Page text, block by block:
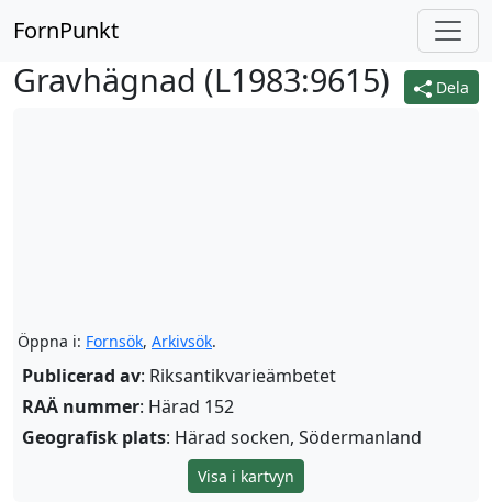
FornPunkt
Dela
Gravhägnad (L1983:9615)
Öppna i: Fornsök, Arkivsök.
Publicerad av: Riksantikvarieämbetet
RAÄ nummer: Härad 152
Geografisk plats: Härad socken, Södermanland
Visa i kartvyn